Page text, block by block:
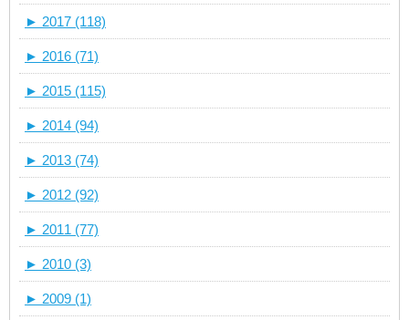
► 2017 (118)
► 2016 (71)
► 2015 (115)
► 2014 (94)
► 2013 (74)
► 2012 (92)
► 2011 (77)
► 2010 (3)
► 2009 (1)